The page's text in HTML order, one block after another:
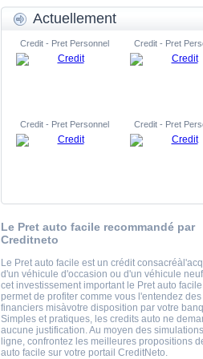
Actuellement
Credit - Pret Personnel Credit - Pret
Credit - Pret Personnel Credit - Pret
Le Pret auto facile recommandé par
Creditneto
Le Pret auto facile est un crédit
d'un véhicule d'occasion ou d'un véhicule
cet investissement important le Pret auto
permet de profiter comme vous l'entendez
financiers misàvotre disposition par votre
Simples et pratiques, les credits auto ne
aucune justification. Au moyen des
ligne, confrontez les meilleures propositions
auto facile sur votre portail CreditNeto.